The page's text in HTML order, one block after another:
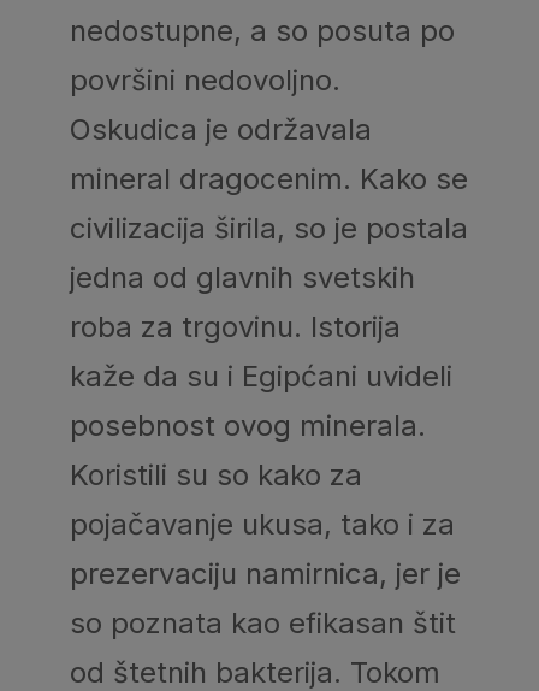
nedostupne, a so posuta po
površini nedovoljno.
Oskudica je održavala
mineral dragocenim. Kako se
civilizacija širila, so je postala
jedna od glavnih svetskih
roba za trgovinu. Istorija
kaže da su i Egipćani uvideli
posebnost ovog minerala.
Koristili su so kako za
pojačavanje ukusa, tako i za
prezervaciju namirnica, jer je
so poznata kao efikasan štit
od štetnih bakterija. Tokom